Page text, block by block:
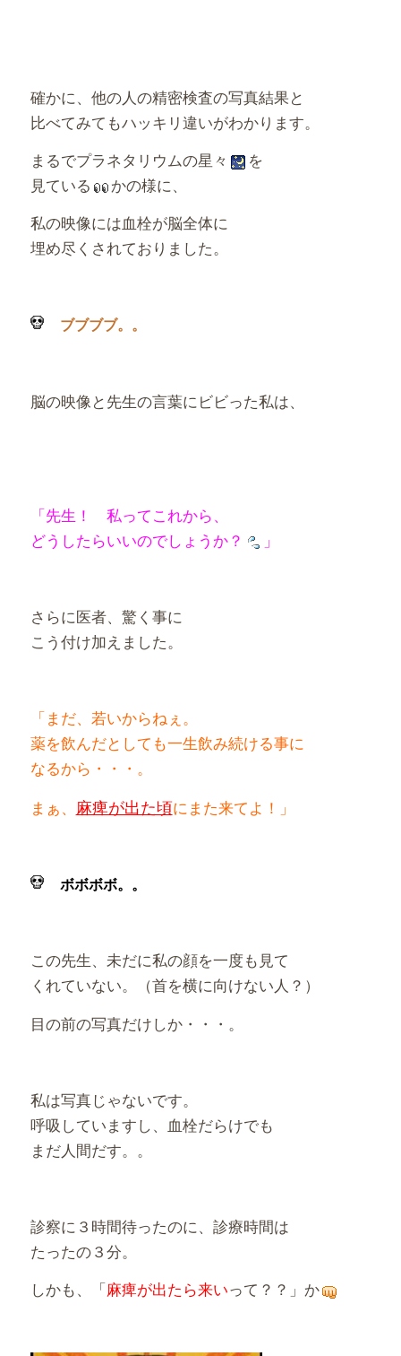
確かに、他の人の精密検査の写真結果と
比べてみてもハッキリ違いがわかります。
まるでプラネタリウムの星々
を
見ている
かの様に、
私の映像には血栓が脳全体に
埋め尽くされておりました。
ブブブブ。。
脳の映像と先生の言葉にビビった私は、
「先生！ 私ってこれから、
どうしたらいいのでしょうか？
」
さらに医者、驚く事に
こう付け加えました。
「まだ、若いからねぇ。
薬を飲んだとしても一生飲み続ける事に
なるから・・・。
まぁ、 麻痺が出た頃にまた来てよ！」
ボボボボ。。
この先生、未だに私の顔を一度も見て
くれていない。（首を横に向けない人？）
目の前の写真だけしか・・・。
私は写真じゃないです。
呼吸していますし、血栓だらけでも
まだ人間だす。。
診察に３時間待ったのに、診療時間は
たったの３分。
しかも、「麻痺が出たら来いって？？」か